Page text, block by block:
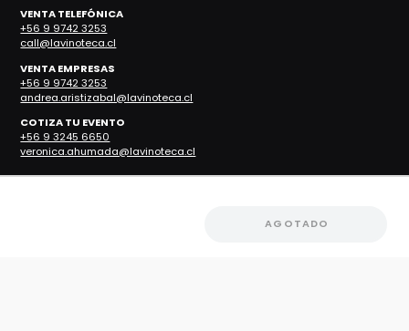
AGOTADO
VENTA TELEFÓNICA
+56 9 9742 3253
call@lavinoteca.cl
VENTA EMPRESAS
+56 9 9742 3253
andrea.aristizabal@lavinoteca.cl
COTIZA TU EVENTO
+56 9 3245 6650
veronica.ahumada@lavinoteca.cl